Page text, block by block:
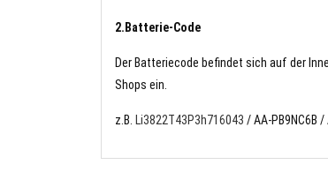
2.Batterie-Code
Der Batteriecode befindet sich auf der
Shops ein.
z.B. Li3822T43P3h716043 / AA-PB9NC6B